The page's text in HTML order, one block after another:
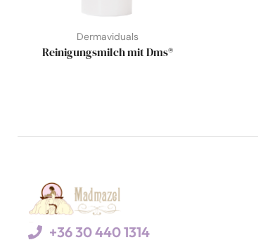
Dermaviduals
Reinigungsmilch mit Dms®
+36 30 440 1314